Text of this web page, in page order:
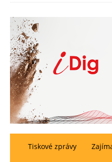
Tiskové zprávy